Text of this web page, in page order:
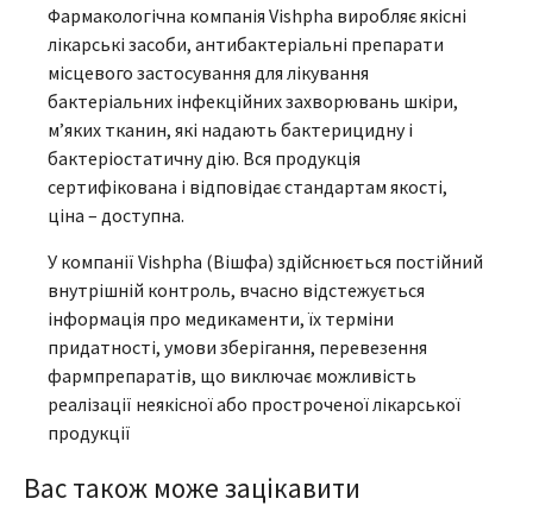
Фармакологічна компанія Vishpha виробляє якісні
лікарські засоби, антибактеріальні препарати
місцевого застосування для лікування
бактеріальних інфекційних захворювань шкіри,
м’яких тканин, які надають бактерицидну і
бактеріостатичну дію. Вся продукція
сертифікована і відповідає стандартам якості,
ціна – доступна.
У компанії Vishpha (Вішфа) здійснюється постійний
внутрішній контроль, вчасно відстежується
інформація про медикаменти, їх терміни
придатності, умови зберігання, перевезення
фармпрепаратів, що виключає можливість
реалізації неякісної або простроченої лікарської
продукції
Вас також може зацікавити